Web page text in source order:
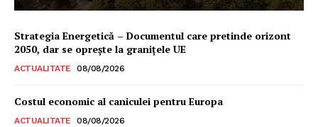
Strategia Energetică – Documentul care pretinde orizont
2050, dar se oprește la granițele UE
ACTUALITATE 08/08/2026
Costul economic al caniculei pentru Europa
ACTUALITATE 08/08/2026